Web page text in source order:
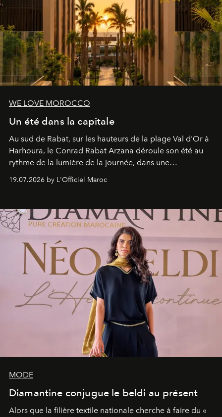
WE LOVE MOROCCO
Un été dans la capitale
Au sud de Rabat, sur les hauteurs de la plage Val d'Or à
Harhoura, le Conrad Rabat Arzana déroule son été au
rythme de la lumière de la journée, dans une
programmation pensée comme une succession de
rendez-vous avec l’océan.
19.07.2026 by L'Officiel Maroc
MODE
Diamantine conjugue le beldi au présent
Alors que la filière textile nationale cherche à faire du «